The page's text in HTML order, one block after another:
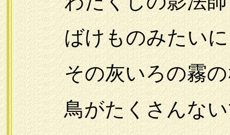
ばけものみたいに
その灰いろの霧の
鳥がたくさんない